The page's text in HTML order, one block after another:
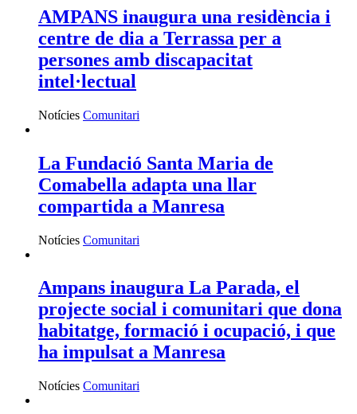
AMPANS inaugura una residència i
centre de dia a Terrassa per a
persones amb discapacitat
intel·lectual
Notícies Comunitari
La Fundació Santa Maria de
Comabella adapta una llar
compartida a Manresa
Notícies Comunitari
Ampans inaugura La Parada, el
projecte social i comunitari que dona
habitatge, formació i ocupació, i que
ha impulsat a Manresa
Notícies Comunitari